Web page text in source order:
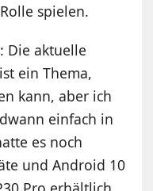
spielen.
Die aktuelle
ein Thema,
kann, aber ich
einfach in
es noch
und Android 10